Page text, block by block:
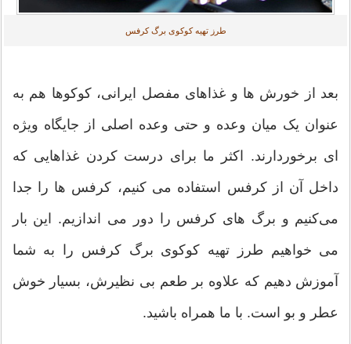
طرز تهیه کوکوی برگ کرفس
بعد از خورش ها و غذاهای مفصل ایرانی، کوکوها هم به
عنوان یک میان وعده و حتی وعده اصلی از جایگاه ویژه
ای برخوردارند. اکثر ما برای درست کردن غذاهایی که
داخل آن از کرفس استفاده می کنیم، کرفس ها را جدا
می‌کنیم و برگ های کرفس را دور می اندازیم. این بار
می خواهیم طرز تهیه کوکوی برگ کرفس را به شما
آموزش دهیم که علاوه بر طعم بی نظیرش، بسیار خوش
عطر و بو است. با ما همراه باشید.